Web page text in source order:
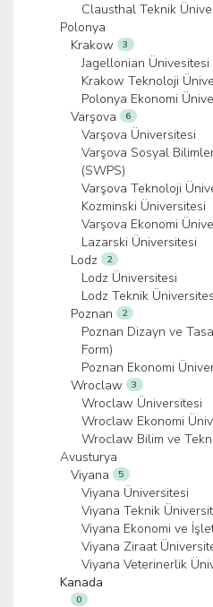
Clausthal Teknik
Polonya
Krakow
3
Jagellonian Ünivesitesi
Krakow Teknoloji
Polonya Ekonomi
Varşova
6
Varşova Üniversitesi
Varşova Sosyal
(SWPS)
Varşova Teknoloji
Kozminski Üniversitesi
Varşova Ekonomi
Lazarski Üniversitesi
Lodz
2
Lodz Üniversitesi
Lodz Teknik
Poznan
2
Poznan Dizayn ve
Form)
Poznan Ekonomi
Wroclaw
3
Wroclaw Üniversitesi
Wroclaw Ekonomi
Wroclaw Bilim ve
Avusturya
Viyana
5
Viyana Üniversitesi
Viyana Teknik
Viyana Ekonomi ve
Viyana Ziraat
Viyana Veterinerlik
Kanada
0